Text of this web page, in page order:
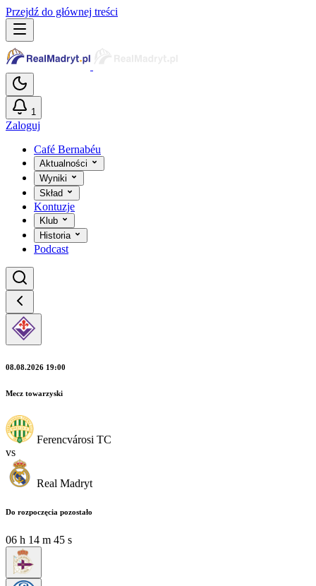
Przejdź do głównej treści
1
Zaloguj
Café Bernabéu
Aktualności
Wyniki
Skład
Kontuzje
Klub
Historia
Podcast
08.08.2026 19:00
Mecz towarzyski
Ferencvárosi TC
vs
Real Madryt
Do rozpoczęcia pozostało
06 h 14 m 44 s